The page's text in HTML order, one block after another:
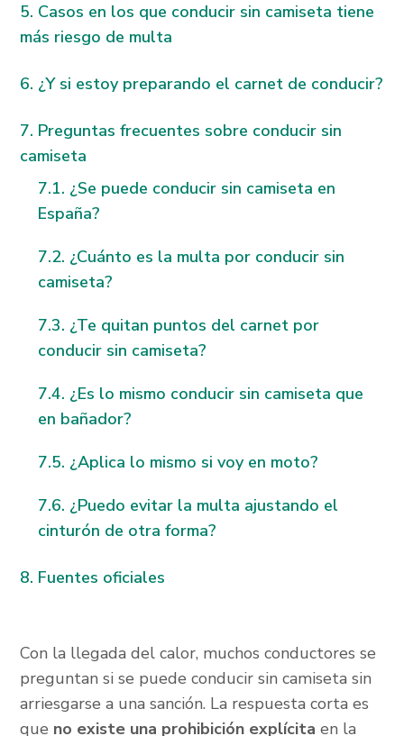
Casos en los que conducir sin camiseta tiene
más riesgo de multa
¿Y si estoy preparando el carnet de conducir?
Preguntas frecuentes sobre conducir sin
camiseta
¿Se puede conducir sin camiseta en
España?
¿Cuánto es la multa por conducir sin
camiseta?
¿Te quitan puntos del carnet por
conducir sin camiseta?
¿Es lo mismo conducir sin camiseta que
en bañador?
¿Aplica lo mismo si voy en moto?
¿Puedo evitar la multa ajustando el
cinturón de otra forma?
Fuentes oficiales
Con la llegada del calor, muchos conductores se
preguntan si se puede conducir sin camiseta sin
arriesgarse a una sanción. La respuesta corta es
que no existe una prohibición explícita en la